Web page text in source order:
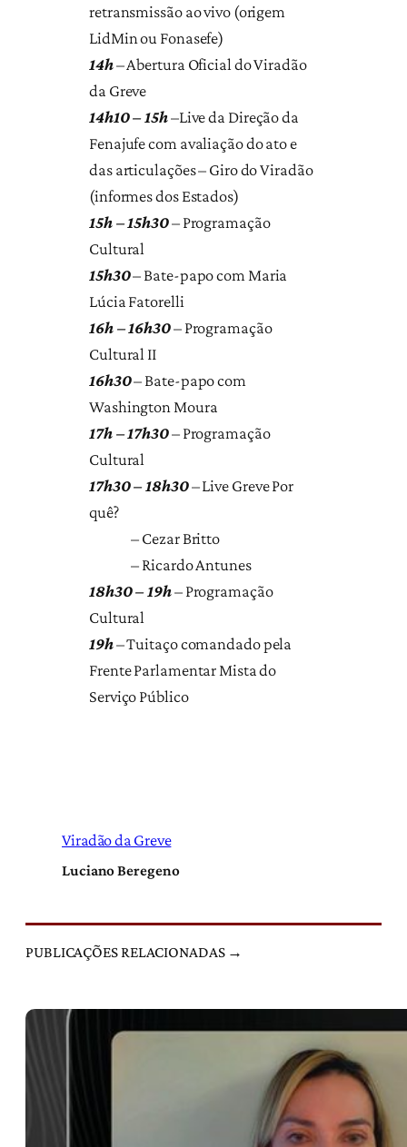
retransmissão ao vivo (origem
LidMin ou Fonasefe)
14h– Abertura Oficial do Viradão
da Greve
14h10 – 15h–Live da Direção da
Fenajufe com avaliação do ato e
das articulações – Giro do Viradão
(informes dos Estados)
15h – 15h30– Programação
Cultural
15h30– Bate-papo com Maria
Lúcia Fatorelli
16h – 16h30– Programação
Cultural II
16h30– Bate-papo com
Washington Moura
17h – 17h30– Programação
Cultural
17h30 – 18h30– Live Greve Por
quê?
– Cezar Britto
– Ricardo Antunes
18h30 – 19h– Programação
Cultural
19h– Tuitaço comandado pela
Frente Parlamentar Mista do
Serviço Público
Viradão da Greve
Luciano Beregeno
PUBLICAÇÕES RELACIONADAS →